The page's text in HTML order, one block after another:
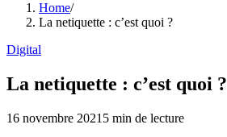
Home/
La netiquette : c’est quoi ?
Digital
La netiquette : c’est quoi ?
16 novembre 2021 5 min de lecture